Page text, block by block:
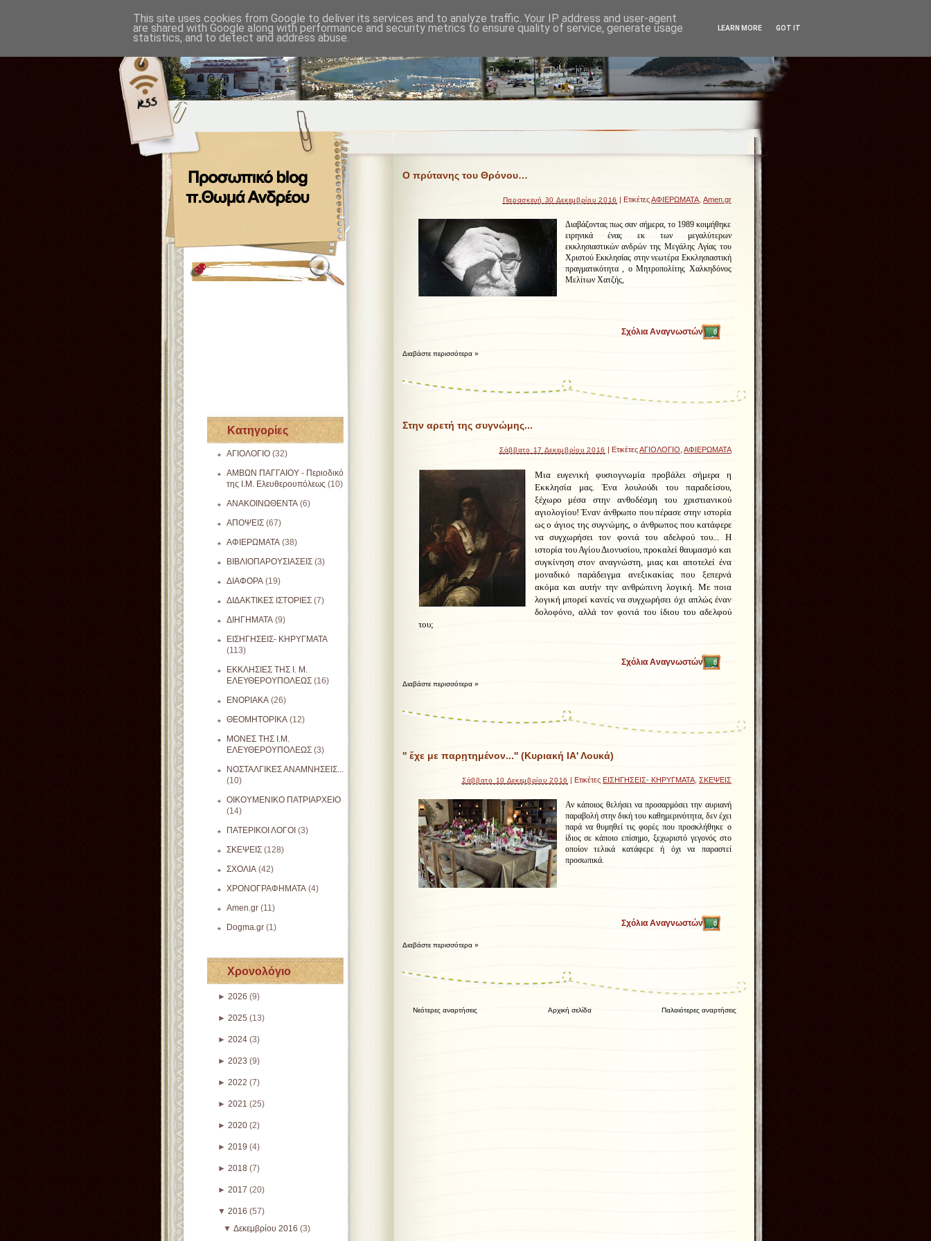
Κατηγορίες
ΑΓΙΟΛΟΓΙΟ (32)
ΑΜΒΩΝ ΠΑΓΓΑΙΟΥ - Περιοδικό
της Ι.Μ. Ελευθερουπόλεως (10)
ΑΝΑΚΟΙΝΩΘΕΝΤΑ (6)
ΑΠΟΨΕΙΣ (67)
ΑΦΙΕΡΩΜΑΤΑ (38)
ΒΙΒΛΙΟΠΑΡΟΥΣΙΑΣΕΙΣ (3)
ΔΙΑΦΟΡΑ (19)
ΔΙΔΑΚΤΙΚΕΣ ΙΣΤΟΡΙΕΣ (7)
ΔΙΗΓΗΜΑΤΑ (9)
ΕΙΣΗΓΗΣΕΙΣ- ΚΗΡΥΓΜΑΤΑ
(113)
ΕΚΚΛΗΣΙΕΣ ΤΗΣ Ι. Μ.
ΕΛΕΥΘΕΡΟΥΠΟΛΕΩΣ (16)
ΕΝΟΡΙΑΚΑ (26)
ΘΕΟΜΗΤΟΡΙΚΑ (12)
ΜΟΝΕΣ ΤΗΣ Ι.Μ.
ΕΛΕΥΘΕΡΟΥΠΟΛΕΩΣ (3)
ΝΟΣΤΑΛΓΙΚΕΣ ΑΝΑΜΝΗΣΕΙΣ...
(10)
ΟΙΚΟΥΜΕΝΙΚΟ ΠΑΤΡΙΑΡΧΕΙΟ
(14)
ΠΑΤΕΡΙΚΟΙ ΛΟΓΟΙ (3)
ΣΚΕΨΕΙΣ (128)
ΣΧΟΛΙΑ (42)
ΧΡΟΝΟΓΡΑΦΗΜΑΤΑ (4)
Amen.gr (11)
Dogma.gr (1)
Χρονολόγιο
► 2026 (9)
► 2025 (13)
► 2024 (3)
► 2023 (9)
► 2022 (7)
► 2021 (25)
► 2020 (2)
► 2019 (4)
► 2018 (7)
► 2017 (20)
▼ 2016 (57)
▼ Δεκεμβρίου 2016 (3)
Ο πρύτανης του Θρόνου…
Παρασκευή 30 Δεκεμβρίου 2016 | ΕτικέτεςΑΦΙΕΡΩΜΑΤΑ Amen.gr
Διαβάζοντας πως σαν σήμερα, το 1989 κοιμήθηκε
ειρηνικά ένας εκ των μεγαλύτερων
εκκλησιαστικών ανδρών της Μεγάλης Αγίας του
Χριστού Εκκλησίας στην νεωτέρα Εκκλησιαστική
πραγματικότητα , ο Μητροπολίτης Χαλκηδόνος
Μελίτων Χατζής,
Σχόλια Αναγνωστών 0
Διαβάστε περισσότερα »
Στην αρετή της συγνώμης...
Σάββατο 17 Δεκεμβρίου 2016 | ΕτικέτεςΑΓΙΟΛΟΓΙΟ ΑΦΙΕΡΩΜΑΤΑ
Μια ευγενική φυσιογνωμία προβάλει σήμερα η
Εκκλησία μας. Ένα λουλούδι του παραδείσου,
ξέχωρο μέσα στην ανθοδέσμη του χριστιανικού
αγιολογίου! Έναν άνθρωπο που πέρασε στην ιστορία
ως ο άγιος της συγνώμης, ο άνθρωπος που κατάφερε
να συγχωρήσει τον φονιά του αδελφού του... Η
ιστορία του Αγίου Διονυσίου, προκαλεί θαυμασμό και
συγκίνηση στον αναγνώστη, μιας και αποτελεί ένα
μοναδικό παράδειγμα ανεξικακίας που ξεπερνά
ακόμα και αυτήν την ανθρώπινη λογική. Με ποια
λογική μπορεί κανείς να συγχωρήσει όχι απλώς έναν
δολοφόνο, αλλά τον φονιά του ίδιου του αδελφού
του;
Σχόλια Αναγνωστών 0
Διαβάστε περισσότερα »
'' ἔχε με παρῃτημένον...'' (Κυριακή ΙΑ' Λουκά)
Σάββατο 10 Δεκεμβρίου 2016 | Ετικέτες ΕΙΣΗΓΗΣΕΙΣ- ΚΗΡΥΓΜΑΤΑ ΣΚΕΨΕΙΣ
Αν κάποιος θελήσει να προσαρμόσει την αυριανή
παραβολή στην δική του καθημερινότητα, δεν έχει
παρά να θυμηθεί τις φορές που προσκλήθηκε ο
ίδιος σε κάποιο επίσημο, ξεχωριστό γεγονός στο
οποίον τελικά κατάφερε ή όχι να παραστεί
προσωπικά.
Σχόλια Αναγνωστών 0
Διαβάστε περισσότερα »
Νεότερες αναρτήσεις Παλαιότερες αναρτήσεις
Αρχική σελίδα
This site uses cookies from Google to deliver its services and to analyze traffic. Your IP address and user-agent
are shared with Google along with performance and security metrics to ensure quality of service, generate usage
statistics, and to detect and address abuse.
LEARN MORE GOT IT